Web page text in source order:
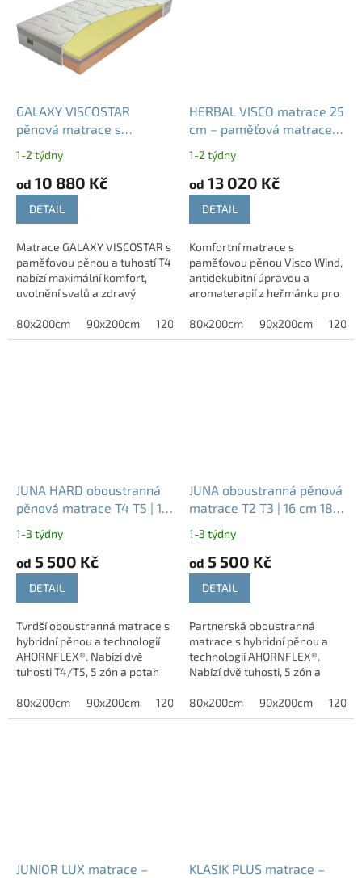
GALAXY VISCOSTAR
pěnová matrace s
T4 7 zón nosnost 140 kg
1-2 týdny
od 10 880 Kč
DETAIL
Matrace GALAXY VISCOSTAR s
paměťovou pěnou a tuhostí T4
nabízí maximální komfort,
uvolnění svalů a zdravý
80x200cm
90x200cm 120x200cm 140x200cm
HERBAL VISCO matrace 25
cm – paměťová matrace
1-2 týdny
od 13 020 Kč
DETAIL
Komfortní matrace s
paměťovou pěnou Visco Wind,
antidekubitní úpravou a
aromaterapií z heřmánku pro
tlaku.
80x200cm 90x200cm
JUNA HARD oboustranná
pěnová matrace T4 T5 | 16
1-3 týdny
od 5 500 Kč
DETAIL
Tvrdší oboustranná matrace s
hybridní pěnou a technologií
AHORNFLEX®. Nabízí dvě
tuhosti T4/T5, 5 zón a potah
a hygienu.
80x200cm 90x200cm 120x200cm
JUNA oboustranná pěnová
matrace T2 T3 | 16 cm 18
1-3 týdny
od 5 500 Kč
DETAIL
Partnerská oboustranná
matrace s hybridní pěnou a
technologií AHORNFLEX®.
Nabízí dvě tuhosti, 5 zón a
maximální přizpůsobení.
80x200cm 90x200cm
JUNIOR LUX matrace –
KLASIK PLUS matrace –